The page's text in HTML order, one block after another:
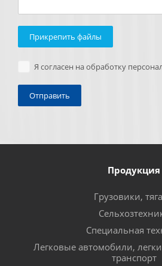
Прикрепить файлы
Я согласен на обработку
Продукция
Грузовики,
Специальная
Легковые автомобили,
транспорт